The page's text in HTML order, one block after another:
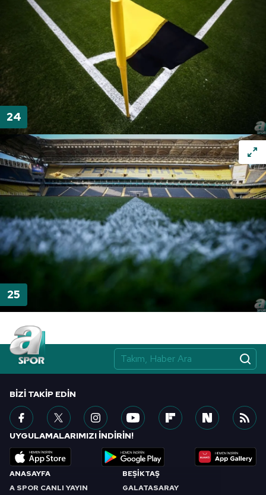
ANASAYFA
A SPOR CANLI YAYIN
BEŞİKTAŞ
GALATASARAY
BIZI TAKIP EDIN
UYGULAMALARIMIZI İNDİRİN!